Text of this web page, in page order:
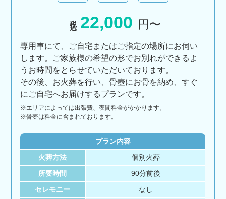
22,000 円〜
専用車にて、ご自宅またはご指定の場所にお伺い
します。ご家族様の希望の形でお別れができるよ
うお時間をとらせていただいております。
その後、お火葬を行い、骨壺にお骨を納め、すぐ
にご自宅へお届けするプランです。
※エリアによっては出張費、夜間料金がかかります。
※骨壺は料金に含まれております。
プラン内容
火葬方法 個別火葬
所要時間 90分前後
セレモニー なし